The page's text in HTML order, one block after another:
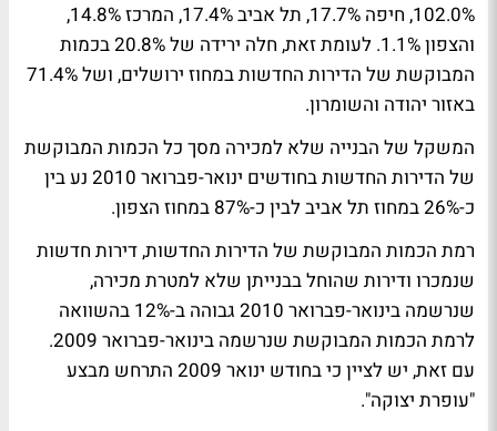
102.0%, חיפה 17.7%, תל אביב 17.4%, המרכז 14.8%,
והצפון 1.1%. לעומת זאת, חלה ירידה של 20.8% בכמות
המבוקשת של הדירות החדשות במחוז ירושלים, ושל 71.4%
באזור יהודה והשומרון.
המשקל של הבנייה שלא למכירה מסך כל הכמות המבוקשת
של הדירות החדשות בחודשים ינואר-פברואר 2010 נע בין
כ-26% במחוז תל אביב לבין כ-87% במחוז הצפון.
רמת הכמות המבוקשת של הדירות החדשות, דירות חדשות
שנמכרו ודירות שהוחל בבנייתן שלא למטרת מכירה,
שנרשמה בינואר-פברואר 2010 גבוהה ב-12% בהשוואה
לרמת הכמות המבוקשת שנרשמה בינואר-פברואר 2009.
עם זאת, יש לציין כי בחודש ינואר 2009 התרחש מבצע
"עופרת יצוקה".